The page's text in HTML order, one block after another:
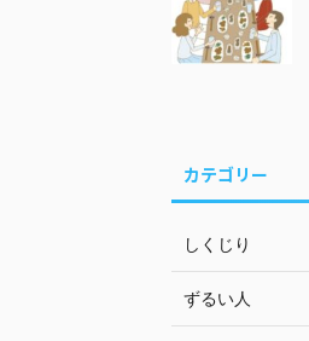
カテゴリー
しくじり
ずるい人